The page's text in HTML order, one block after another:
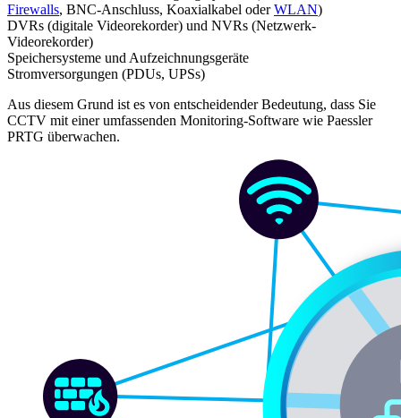
Firewalls, BNC-Anschluss, Koaxialkabel oderWLAN)
DVRs (digitale Videorekorder) und NVRs (Netzwerk-
Videorekorder)
Speichersysteme und Aufzeichnungsgeräte
Stromversorgungen (PDUs, UPSs)
Aus diesem Grund ist es von entscheidender Bedeutung, dass Sie
CCTV mit einer umfassenden Monitoring-Software wie Paessler
PRTG überwachen.